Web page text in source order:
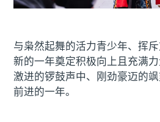
与枭然起舞的活力青少年、挥
新的一年奠定积极向上且充满
激进的锣鼓声中、刚劲豪迈的
前进的一年。